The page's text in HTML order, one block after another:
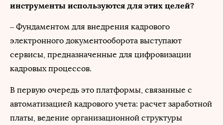
инструменты используются для этих целей?
– Фундаментом для внедрения кадрового
электронного документооборота выступают
сервисы, предназначенные для цифровизации
кадровых процессов.
В первую очередь это платформы, связанные с
автоматизацией кадрового учета: расчет заработной
платы, ведение организационной структуры